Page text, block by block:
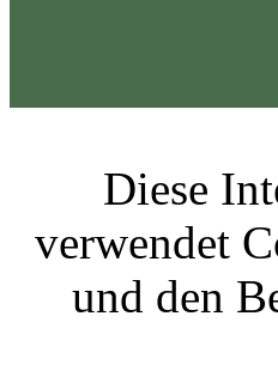
Diese
verwendet
und den